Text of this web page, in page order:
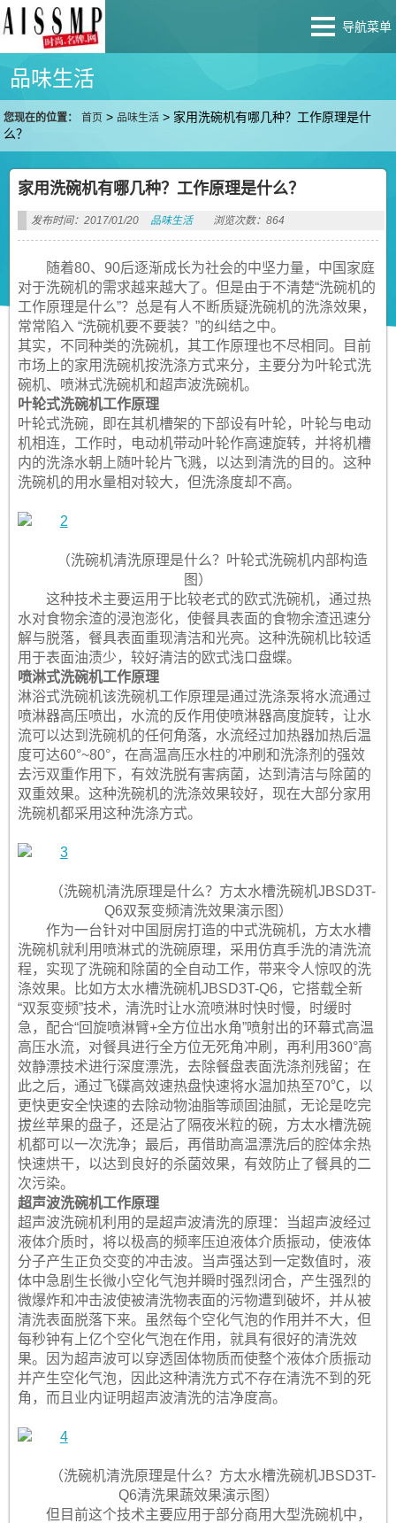
导航菜单
品味生活
您现在的位置： 首页 > 品味生活 > 家用洗碗机有哪几种？工作原理是什
么？
家用洗碗机有哪几种？工作原理是什么？
发布时间：2017/01/20 品味生活 浏览次数：864
随着80、90后逐渐成长为社会的中坚力量，中国家庭
对于洗碗机的需求越来越大了。但是由于不清楚“洗碗机的
工作原理是什么”？总是有人不断质疑洗碗机的洗涤效果，
常常陷入 “洗碗机要不要装？”的纠结之中。
其实，不同种类的洗碗机，其工作原理也不尽相同。目前
市场上的家用洗碗机按洗涤方式来分，主要分为叶轮式洗
碗机、喷淋式洗碗机和超声波洗碗机。
叶轮式洗碗机工作原理
叶轮式洗碗，即在其机槽架的下部设有叶轮，叶轮与电动
机相连，工作时，电动机带动叶轮作高速旋转，并将机槽
内的洗涤水朝上随叶轮片飞溅，以达到清洗的目的。这种
洗碗机的用水量相对较大，但洗涤度却不高。
（洗碗机清洗原理是什么？叶轮式洗碗机内部构造
图）
这种技术主要运用于比较老式的欧式洗碗机，通过热
水对食物余渣的浸泡澎化，使餐具表面的食物余渣迅速分
解与脱落，餐具表面重现清洁和光亮。这种洗碗机比较适
用于表面油渍少，较好清洁的欧式浅口盘蝶。
喷淋式洗碗机工作原理
淋浴式洗碗机该洗碗机工作原理是通过洗涤泵将水流通过
喷淋器高压喷出，水流的反作用使喷淋器高度旋转，让水
流可以达到洗碗机的任何角落，水流经过加热器加热后温
度可达60°~80°，在高温高压水柱的冲刷和洗涤剂的强效
去污双重作用下，有效洗脱有害病菌，达到清洁与除菌的
双重效果。这种洗碗机的洗涤效果较好，现在大部分家用
洗碗机都采用这种洗涤方式。
（洗碗机清洗原理是什么？方太水槽洗碗机JBSD3T-
Q6双泵变频清洗效果演示图）
作为一台针对中国厨房打造的中式洗碗机，方太水槽
洗碗机就利用喷淋式的洗碗原理，采用仿真手洗的清洗流
程，实现了洗碗和除菌的全自动工作，带来令人惊叹的洗
涤效果。比如方太水槽洗碗机JBSD3T-Q6，它搭载全新
“双泵变频”技术，清洗时让水流喷淋时快时慢，时缓时
急，配合“回旋喷淋臂+全方位出水角”喷射出的环幕式高温
高压水流，对餐具进行全方位无死角冲刷，再利用360°高
效静漂技术进行深度漂洗，去除餐盘表面洗涤剂残留；在
此之后，通过飞碟高效速热盘快速将水温加热至70℃，以
更快更安全快速的去除动物油脂等顽固油腻，无论是吃完
拔丝苹果的盘子，还是沾了隔夜米粒的碗，方太水槽洗碗
机都可以一次洗净；最后，再借助高温漂洗后的腔体余热
快速烘干，以达到良好的杀菌效果，有效防止了餐具的二
次污染。
超声波洗碗机工作原理
超声波洗碗机利用的是超声波清洗的原理：当超声波经过
液体介质时，将以极高的频率压迫液体介质振动，使液体
分子产生正负交变的冲击波。当声强达到一定数值时，液
体中急剧生长微小空化气泡并瞬时强烈闭合，产生强烈的
微爆炸和冲击波使被清洗物表面的污物遭到破坏，并从被
清洗表面脱落下来。虽然每个空化气泡的作用并不大，但
每秒钟有上亿个空化气泡在作用，就具有很好的清洗效
果。因为超声波可以穿透固体物质而使整个液体介质振动
并产生空化气泡，因此这种清洗方式不存在清洗不到的死
角，而且业内证明超声波清洗的洁净度高。
（洗碗机清洗原理是什么？方太水槽洗碗机JBSD3T-
Q6清洗果蔬效果演示图）
但目前这个技术主要应用于部分商用大型洗碗机中，